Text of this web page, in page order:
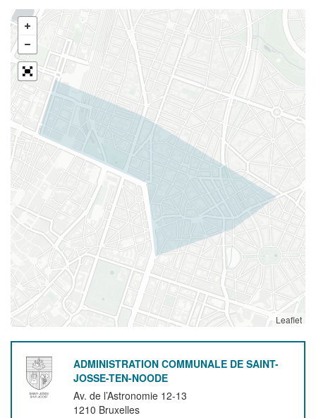
Leaflet
ADMINISTRATION COMMUNALE DE SAINT-
JOSSE-TEN-NOODE
Av. de l’Astronomie 12-13
1210 Bruxelles